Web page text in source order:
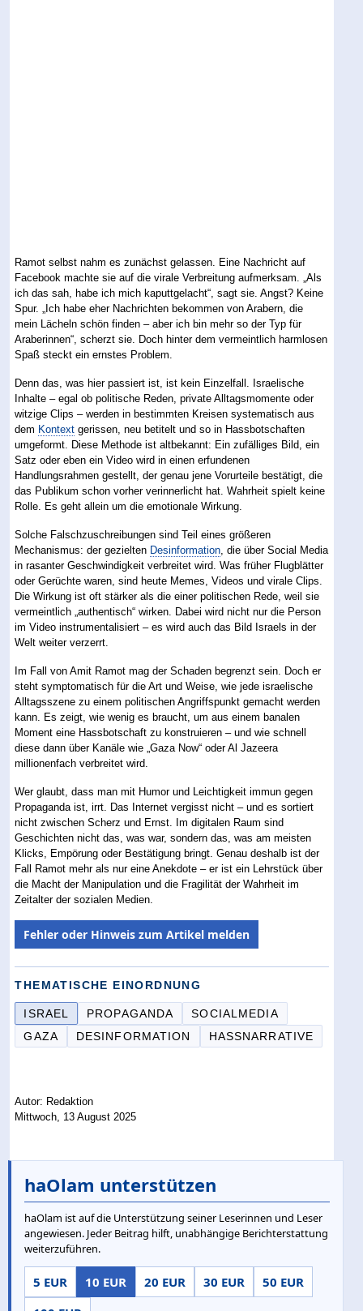
Ramot selbst nahm es zunächst gelassen. Eine Nachricht auf
Facebook machte sie auf die virale Verbreitung aufmerksam. „Als
ich das sah, habe ich mich kaputtgelacht“, sagt sie. Angst? Keine
Spur. „Ich habe eher Nachrichten bekommen von Arabern, die
mein Lächeln schön finden – aber ich bin mehr so der Typ für
Araberinnen“, scherzt sie. Doch hinter dem vermeintlich harmlosen
Spaß steckt ein ernstes Problem.
Denn das, was hier passiert ist, ist kein Einzelfall. Israelische
Inhalte – egal ob politische Reden, private Alltagsmomente oder
witzige Clips – werden in bestimmten Kreisen systematisch aus
dem Kontext gerissen, neu betitelt und so in Hassbotschaften
umgeformt. Diese Methode ist altbekannt: Ein zufälliges Bild, ein
Satz oder eben ein Video wird in einen erfundenen
Handlungsrahmen gestellt, der genau jene Vorurteile bestätigt, die
das Publikum schon vorher verinnerlicht hat. Wahrheit spielt keine
Rolle. Es geht allein um die emotionale Wirkung.
Solche Falschzuschreibungen sind Teil eines größeren
Mechanismus: der gezielten Desinformation, die über Social Media
in rasanter Geschwindigkeit verbreitet wird. Was früher Flugblätter
oder Gerüchte waren, sind heute Memes, Videos und virale Clips.
Die Wirkung ist oft stärker als die einer politischen Rede, weil sie
vermeintlich „authentisch“ wirken. Dabei wird nicht nur die Person
im Video instrumentalisiert – es wird auch das Bild Israels in der
Welt weiter verzerrt.
Im Fall von Amit Ramot mag der Schaden begrenzt sein. Doch er
steht symptomatisch für die Art und Weise, wie jede israelische
Alltagsszene zu einem politischen Angriffspunkt gemacht werden
kann. Es zeigt, wie wenig es braucht, um aus einem banalen
Moment eine Hassbotschaft zu konstruieren – und wie schnell
diese dann über Kanäle wie „Gaza Now“ oder Al Jazeera
millionenfach verbreitet wird.
Wer glaubt, dass man mit Humor und Leichtigkeit immun gegen
Propaganda ist, irrt. Das Internet vergisst nicht – und es sortiert
nicht zwischen Scherz und Ernst. Im digitalen Raum sind
Geschichten nicht das, was war, sondern das, was am meisten
Klicks, Empörung oder Bestätigung bringt. Genau deshalb ist der
Fall Ramot mehr als nur eine Anekdote – er ist ein Lehrstück über
die Macht der Manipulation und die Fragilität der Wahrheit im
Zeitalter der sozialen Medien.
Fehler oder Hinweis zum Artikel melden
THEMATISCHE EINORDNUNG
ISRAEL PROPAGANDA
SOCIALMEDIA
GAZA
DESINFORMATION HASSNARRATIVE
Autor: Redaktion
Mittwoch, 13 August 2025
haOlam unterstützen
haOlam ist auf die Unterstützung seiner Leserinnen und Leser
angewiesen. Jeder Beitrag hilft, unabhängige Berichterstattung
weiterzuführen.
5 EUR 10 EUR 20 EUR 30 EUR
50 EUR